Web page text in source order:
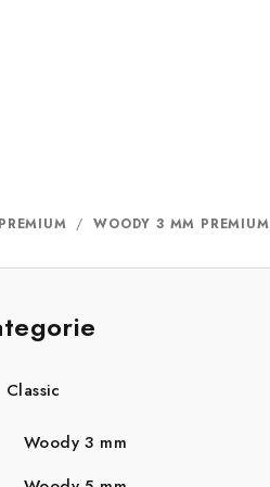
PREMIUM / WOODY 3 MM PREMIUM
Classic
Woody 3 mm